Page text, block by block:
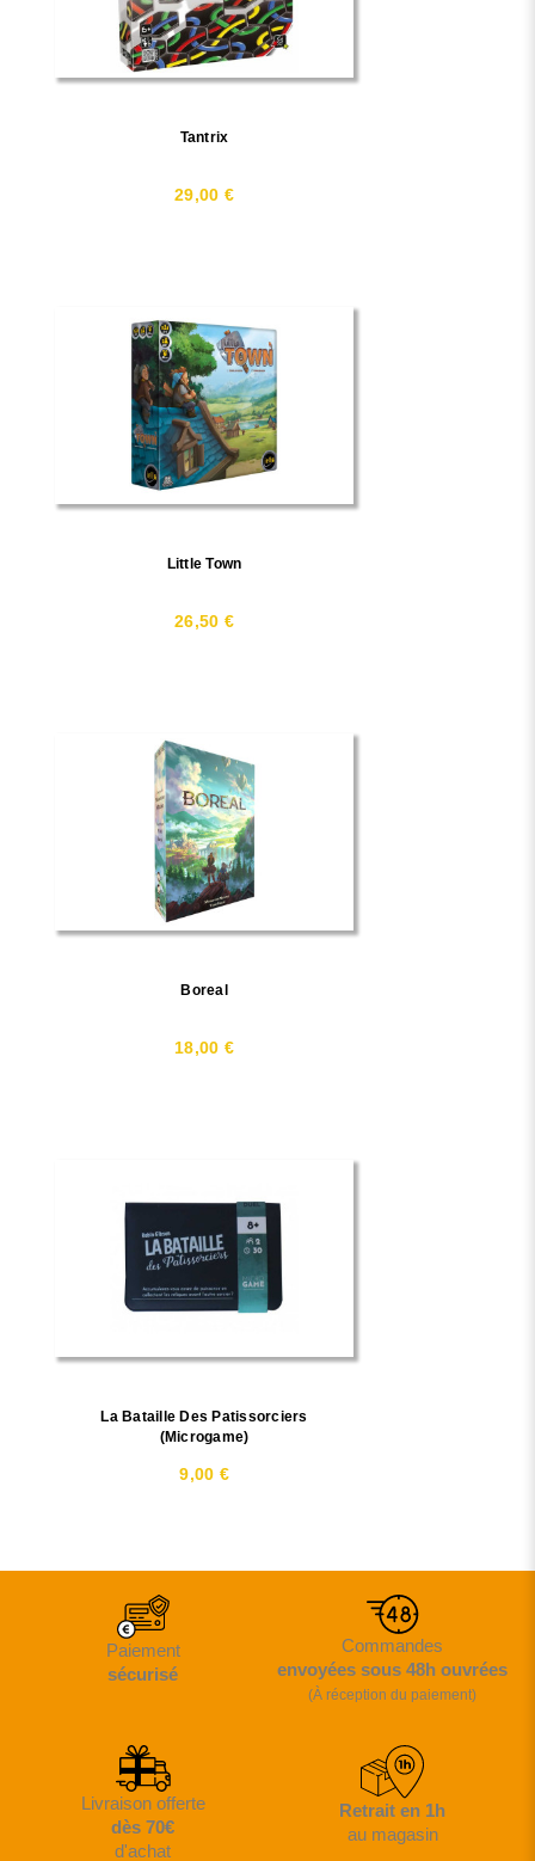
Tantrix
29,00 €
Little Town
26,50 €
Boreal
18,00 €
La Bataille Des Patissorciers
(Microgame)
9,00 €
Paiement
sécurisé
Commandes
envoyées sous 48h ouvrées
(À réception du paiement)
Livraison offerte
dès 70€
d'achat
Retrait en 1h
au magasin